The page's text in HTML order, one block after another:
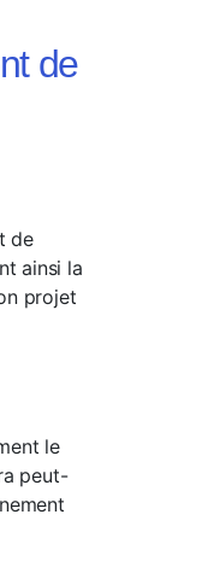
de
de
ainsi la
projet
le
peut-